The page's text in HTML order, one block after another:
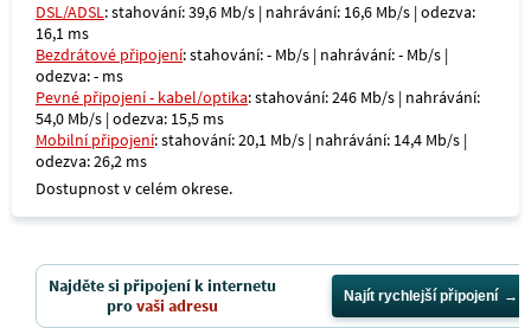
DSL/ADSL: stahování: 39,6 Mb/s | nahrávání: 16,6 Mb/s | odezva:
16,1 ms
Bezdrátové připojení: stahování: - Mb/s | nahrávání: - Mb/s |
odezva: - ms
Pevné připojení - kabel/optika: stahování: 246 Mb/s | nahrávání:
54,0 Mb/s | odezva: 15,5 ms
Mobilní připojení: stahování: 20,1 Mb/s | nahrávání: 14,4 Mb/s |
odezva: 26,2 ms
Dostupnost v celém okrese.
Najděte si připojení k internetu
provaši adresu Najít rychlejší připojení